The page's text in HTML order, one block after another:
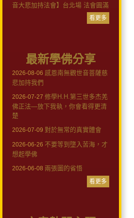
音大悲加持法會】台北場 法會圓滿
看更多
最新學佛分享
2026-08-06 感恩南無觀世音菩薩慈
悲加持我們
2026-07-27 修學H.H.第三世多杰羌
佛正法—放下我執，你會看得更清
楚
2026-07-09 對於無常的真實體會
2026-06-26 不要等到墮入苦海，才
想起學佛
2026-06-08 兩張圖的省悟
看更多